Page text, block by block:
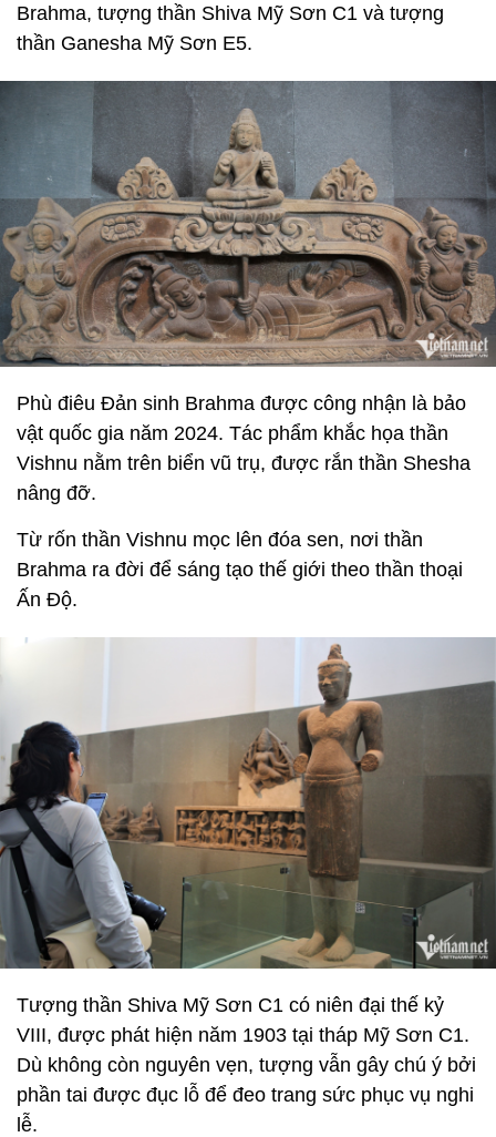
Brahma, tượng thần Shiva Mỹ Sơn C1 và tượng
thần Ganesha Mỹ Sơn E5.
Phù điêu Đản sinh Brahma được công nhận là bảo
vật quốc gia năm 2024. Tác phẩm khắc họa thần
Vishnu nằm trên biển vũ trụ, được rắn thần Shesha
nâng đỡ.
Từ rốn thần Vishnu mọc lên đóa sen, nơi thần
Brahma ra đời để sáng tạo thế giới theo thần thoại
Ấn Độ.
Tượng thần Shiva Mỹ Sơn C1 có niên đại thế kỷ
VIII, được phát hiện năm 1903 tại tháp Mỹ Sơn C1.
Dù không còn nguyên vẹn, tượng vẫn gây chú ý bởi
phần tai được đục lỗ để đeo trang sức phục vụ nghi
lễ.